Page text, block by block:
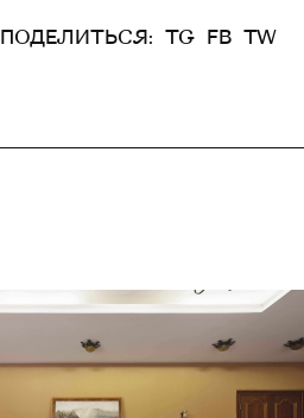
ПОДЕЛИТЬСЯ: TG FB TW